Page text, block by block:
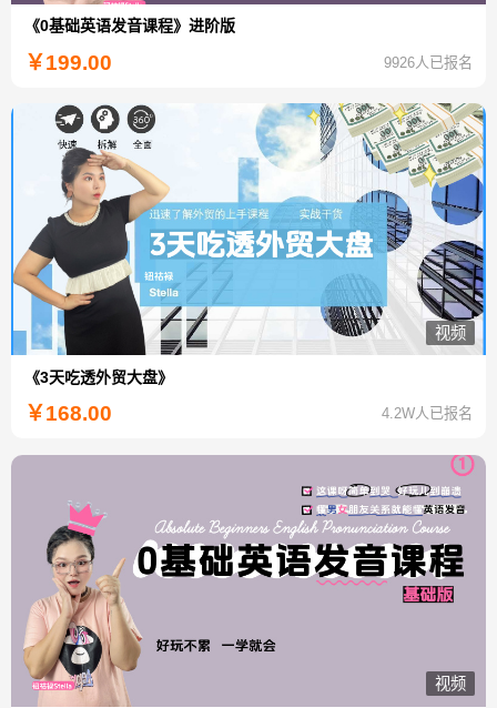
《0基础英语发音课程》进阶版
￥199.00 9926人已报名
视频
《3天吃透外贸大盘》
￥168.00 4.2W人已报名
视频